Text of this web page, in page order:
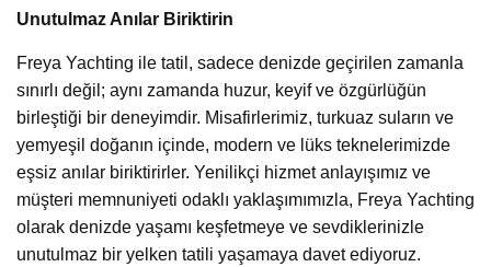
Unutulmaz Anılar Biriktirin
Freya Yachting ile tatil, sadece denizde geçirilen zamanla
sınırlı değil; aynı zamanda huzur, keyif ve özgürlüğün
birleştiği bir deneyimdir. Misafirlerimiz, turkuaz suların ve
yemyeşil doğanın içinde, modern ve lüks teknelerimizde
eşsiz anılar biriktirirler. Yenilikçi hizmet anlayışımız ve
müşteri memnuniyeti odaklı yaklaşımımızla, Freya Yachting
olarak denizde yaşamı keşfetmeye ve sevdiklerinizle
unutulmaz bir yelken tatili yaşamaya davet ediyoruz.